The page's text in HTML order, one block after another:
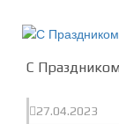
С
27.04.2023